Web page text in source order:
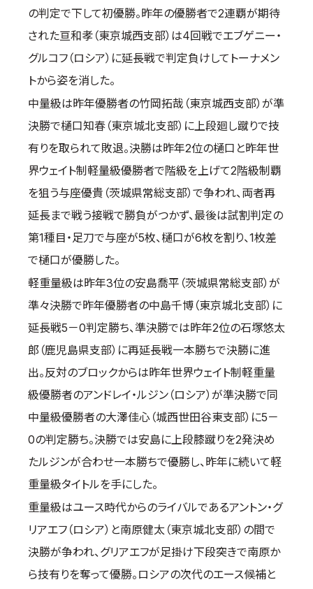
の判定で下して初優勝。昨年の優勝者で2連覇が期待
された亘和孝（東京城西支部）は4回戦でエブゲニー・
グルコフ（ロシア）に延長戦で判定負けしてトーナメン
トから姿を消した。
中量級は昨年優勝者の竹岡拓哉（東京城西支部）が準
決勝で樋口知春（東京城北支部）に上段廻し蹴りで技
有りを取られて敗退。決勝は昨年2位の樋口と昨年世
界ウェイト制軽量級優勝者で階級を上げて2階級制覇
を狙う与座優貴（茨城県常総支部）で争われ、両者再
延長まで戦う接戦で勝負がつかず、最後は試割判定の
第1種目・足刀で与座が5枚、樋口が6枚を割り、1枚差
で樋口が優勝した。
軽重量級は昨年3位の安島喬平（茨城県常総支部）が
準々決勝で昨年優勝者の中島千博（東京城北支部）に
延長戦5－0判定勝ち、準決勝では昨年2位の石塚悠太
郎（鹿児島県支部）に再延長戦一本勝ちで決勝に進
出。反対のブロックからは昨年世界ウェイト制軽重量
級優勝者のアンドレイ・ルジン（ロシア）が準決勝で同
中量級優勝者の大澤佳心（城西世田谷東支部）に5－
0の判定勝ち。決勝では安島に上段膝蹴りを2発決め
たルジンが合わせ一本勝ちで優勝し、昨年に続いて軽
重量級タイトルを手にした。
重量級はユース時代からのライバルであるアントン・グ
リアエフ（ロシア）と南原健太（東京城北支部）の間で
決勝が争われ、グリアエフが足掛け下段突きで南原か
ら技有りを奪って優勝。ロシアの次代のエース候補と